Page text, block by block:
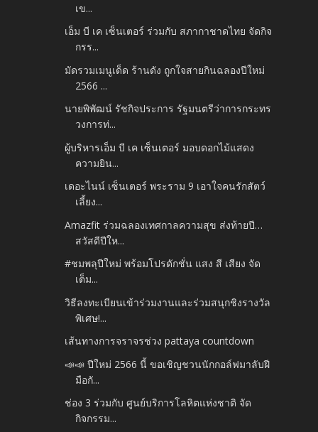
เข...
เอ็ม บี เค เซ็นเตอร์ ร่วมกับ สภากาชาดไทย จัดกิจ
กรร...
มัดรวมเมนูเด็ด ร้านดัง ถูกใจสายกินฉลองปีใหม่
2566 ...
นายพิพัฒน์ รัชกิจประการ รัฐมนตรีว่าการกระทร
วงการท่...
ผู้บริหารเอ็ม บี เค เซ็นเตอร์ มอบดอกไม้แสดง
ความยิน...
เดอะไนน์ เซ็นเตอร์ พระราม 9 เอาใจคนรักสัตว์
เลี้ยง...
Amazfit ร่วมฉลองเทศกาลความสุข ส่งท้ายปี…
สวัสดีปีให...
#ชมพลุปีใหม่​ พร้อมโปรดักชั่น แสง สี เสียง จัด
เต็ม...
วิธีลงทะเบียนเข้าร่วมงานและร่วมสนุกชิงรางวัล
พิเศษ!...
เส้นทางการจราจรช่วง pattaya countdown
📣📣 ปีใหม่ 2566 นี้ ขอเชิญชวนนักกอล์ฟมาลับฝี
มือกั...
ช่อง 3 ร่วมกับ ศูนย์บริการโลหิตแห่งชาติ จัด
กิจกรรม...